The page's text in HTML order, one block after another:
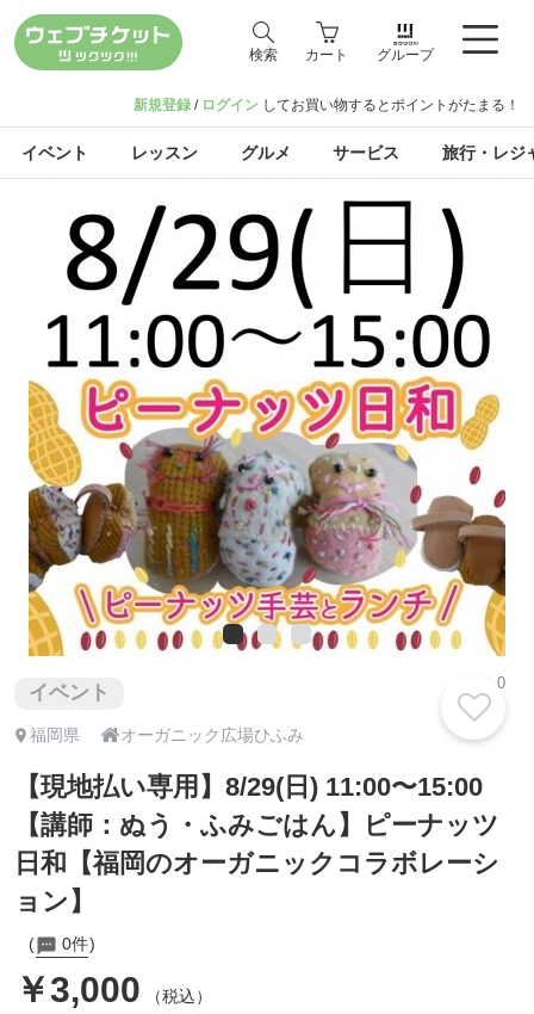
検索 カート グループ
新規登録 / ログイン してお買い物するとポイントがたまる！
イベント レッスン グルメ サービス 旅行・レジ
イベント
福岡県 オーガニック広場ひふみ
【現地払い専用】8/29(日) 11:00〜15:00
【講師：ぬう・ふみごはん】ピーナッツ
日和【福岡のオーガニックコラボレーシ
ョン】
0件
￥3,000 （税込）
0